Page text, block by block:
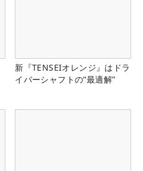
新『TENSEIオレンジ』はドラ
イバーシャフトの“最適解”